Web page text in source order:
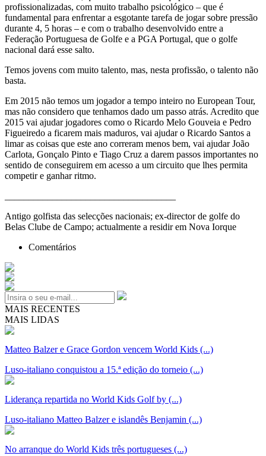
profissionalizadas, com muito trabalho psicológico – que é
fundamental para enfrentar a esgotante tarefa de jogar sobre pressão
durante 4, 5 horas – e com o trabalho desenvolvido entre a
Federação Portuguesa de Golfe e a PGA Portugal, que o golfe
nacional dará esse salto.
Temos jovens com muito talento, mas, nesta profissão, o talento não
basta.
Em 2015 não temos um jogador a tempo inteiro no European Tour,
mas não considero que tenhamos dado um passo atrás. Acredito que
2015 vai ajudar jogadores como o Ricardo Melo Gouveia e Pedro
Figueiredo a ficarem mais maduros, vai ajudar o Ricardo Santos a
limar as coisas que este ano correram menos bem, vai ajudar João
Carlota, Gonçalo Pinto e Tiago Cruz a darem passos importantes no
sentido de conseguirem em acesso a um circuito que lhes permita
competir e ganhar ritmo.
Antigo golfista das selecções nacionais; ex-director de golfe do
Belas Clube de Campo; actualmente a residir em Nova Iorque
Comentários
MAIS RECENTES
MAIS LIDAS
Matteo Balzer e Grace Gordon vencem World Kids (...)
Luso-italiano conquistou a 15.ª edição do torneio (...)
Liderança repartida no World Kids Golf by (...)
Luso-italiano Matteo Balzer e islandês Benjamin (...)
No arranque do World Kids três portugueses (...)